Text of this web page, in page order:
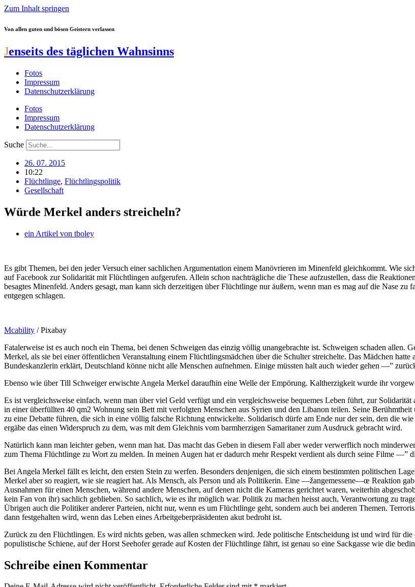
Zum Inhalt springen
Von allen guten und bösen Geistern verlassen
Jenseits des täglichen Wahnsinns
Fotos
Impressum
Datenschutzerklärung
Fotos
Impressum
Datenschutzerklärung
Suche
26. 07. 2015
10:22
Flüchtlinge, Flüchtlingspolitik
Gesellschaft
Würde Merkel anders streicheln?
ein Artikel von tboley
Es gibt Themen, bei den jeder Versuch einer sachlichen Argumentation einem Manövrieren im Minenfeld gleichkommt. Wie
auf Facebook zur Solidarität mit Flüchtlingen aufgerufen. Allein schon nachträgliche die These aufzustellen, dass die
besagtes Minenfeld. Anders gesagt, man kann sich derzeitigen über Flüchtlinge nur äußern, wenn man es mag auf die Nase
entgegen schlagen.
Mcability / Pixabay
Fatalerweise ist es auch noch ein Thema, bei denen Schweigen das einzig völlig unangebrachte ist. Schweigen schaden allen.
Merkel, als sie bei einer öffentlichen Veranstaltung einem Flüchtlingsmädchen über die Schulter streichelte. Das Mädchen
Bundeskanzlerin erklärt, Deutschland könne nicht alle Menschen aufnehmen. Einige müssten halt auch wieder gehen —”
Ebenso wie über Till Schweiger erwischte Angela Merkel daraufhin eine Welle der Empörung. Kaltherzigkeit wurde ihr
Es ist vergleichsweise einfach, wenn man über viel Geld verfügt und ein vergleichsweise bequemes Leben führt, zur
in einer überfüllten 40 qm2 Wohnung sein Bett mit verfolgten Menschen aus Syrien und den Libanon teilen. Seine
zu eine Debatte führen, die sich in eine völlig falsche Richtung entwickelte. Solidarisch dürfe am Ende nur der sein, den die
ergäbe das einen Widerspruch zu dem, was mit dem Gleichnis vom barmherzigen Samaritaner zum Ausdruck gebracht wird.
Natürlich kann man leichter geben, wenn man hat. Das macht das Geben in diesem Fall aber weder verwerflich noch
zum Thema Flüchtlinge zu Wort zu melden. In meinen Augen hat er dadurch mehr Respekt verdient als durch seine Filme —”
Bei Angela Merkel fällt es leicht, den ersten Stein zu werfen. Besonders denjenigen, die sich einem bestimmten politischen
Merkel aber so reagiert, wie sie reagiert hat. Als Mensch, als Person und als Politikerin. Eine —žangemessene—œ Reaktion
Ausnahmen für einen Menschen, während andere Menschen, auf denen nicht die Kameras gerichtet waren, weiterhin
kein Fan von ihr) sachlich geblieben. So sachlich, wie es ihr möglich war. Politik zu machen heisst auch, Verantwortung zu
Übrigen auch die Politiker anderer Parteien, nicht nur, wenn es um Flüchtlinge geht, sondern auch bei anderen Themen.
dann festgehalten wird, wenn das Leben eines Arbeitgeberpräsidenten akut bedroht ist.
Zurück zu den Flüchtlingen. Es wird nichts geben, was allen schmecken wird. Jede politische Entscheidung ist und wird für
populistische Schiene, auf der Horst Seehofer gerade auf Kosten der Flüchtlinge fährt, ist genau so eine Sackgasse wie die
Schreibe einen Kommentar